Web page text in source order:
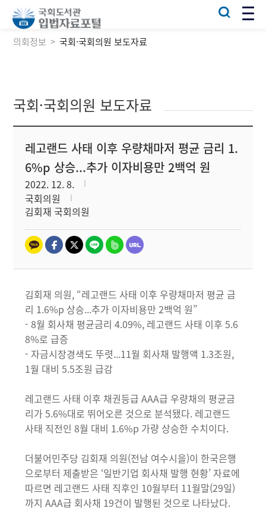
의회정보 국회·국회의원 보도자료
국회·국회의원 보도자료
레고랜드 사태 이후 우량채마저 평균 금리 1.
6%p 상승...추가 이자비용만 2백억 원
2022. 12. 8.
국회의원
김회재 국회의원
김회재 의원, “레고랜드 사태 이후 우량채마저 평균 금
리 1.6%p 상승...추가 이자비용만 2백억 원”
- 8월 회사채 평균금리 4.09%, 레고랜드 사태 이후 5.6
8%로 급증
- 자금시장경색도 뚜렷...11월 회사채 발행액 1.3조원,
1월 대비 5.5조원 급감
레고랜드 사태 이후 채권등급 AAA급 우량채의 평균금
리가 5.6%대로 뛰어오른 것으로 분석됐다. 레고랜드
사태 직전인 8월 대비 1.6%p 가량 상승한 수치이다.
더불어민주당 김회재 의원(전남 여수시을)이 한국은행
으로부터 제출받은 ‘일반기업 회사채 발행 현황’ 자료에
따르면 레고랜드 사태 직후인 10월부터 11월말(29일)
까지 AAA급 회사채 19건이 발행된 것으로 나타났다.